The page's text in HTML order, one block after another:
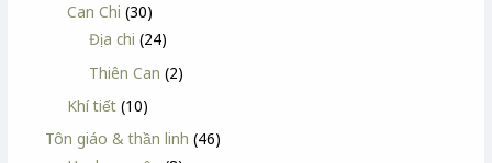
Can Chi (30)
Địa chi (24)
Thiên Can (2)
Khí tiết (10)
Tôn giáo & thần linh (46)